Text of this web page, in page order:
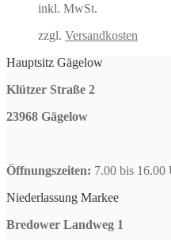
war:
ist:
inkl. MwSt.
zzgl. Versandkosten
Hauptsitz Gägelow
Klützer Straße 2
23968 Gägelow
Öffnungszeiten: 7.00 bis 16.00
Niederlassung Markee
Bredower Landweg 1